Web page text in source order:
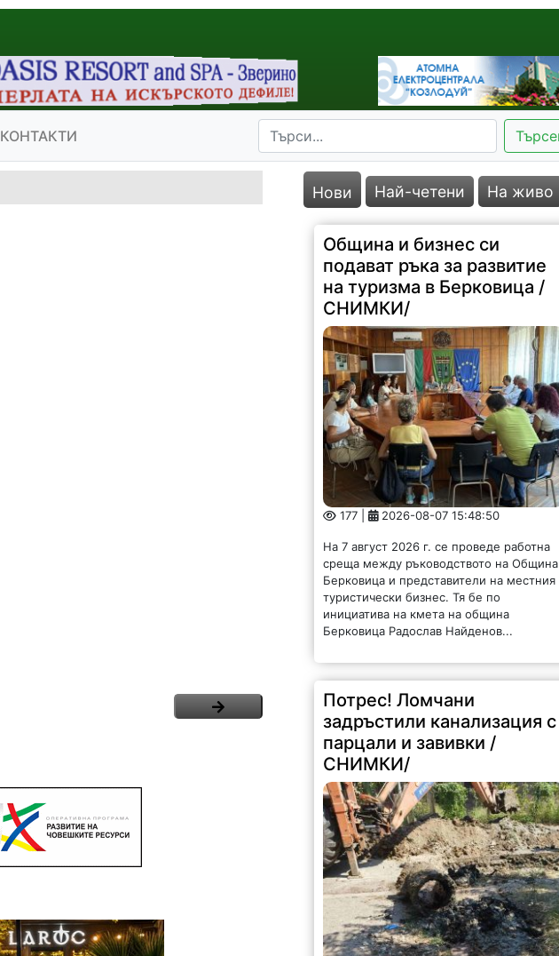
КОНТАКТИ
Нови Най-четени На живо
Община и бизнес си
подават ръка за развитие
на туризма в Берковица /
СНИМКИ/
177 | 2026-08-07 15:48:50
На 7 август 2026 г. се проведе работна
среща между ръководството на Община
Берковица и представители на местния
туристически бизнес. Тя бе по
инициатива на кмета на община
Берковица Радослав Найденов...
Потрес! Ломчани
задръстили канализация с
парцали и завивки /
СНИМКИ/